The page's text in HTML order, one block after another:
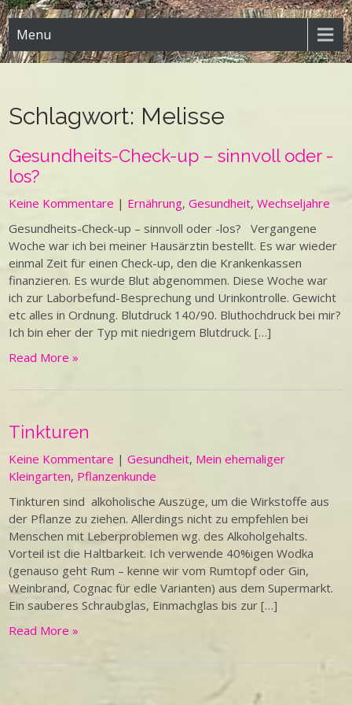
Menu
Schlagwort: Melisse
Gesundheits-Check-up – sinnvoll oder -
los?
Keine Kommentare | Ernährung,Gesundheit,Wechseljahre
Gesundheits-Check-up – sinnvoll oder -los? Vergangene
Woche war ich bei meiner Hausärztin bestellt. Es war wieder
einmal Zeit für einen Check-up, den die Krankenkassen
finanzieren. Es wurde Blut abgenommen. Diese Woche war
ich zur Laborbefund-Besprechung und Urinkontrolle. Gewicht
etc alles in Ordnung. Blutdruck 140/90. Bluthochdruck bei mir?
Ich bin eher der Typ mit niedrigem Blutdruck. […]
Read More »
Tinkturen
Keine Kommentare |Gesundheit, Mein ehemaliger
Kleingarten, Pflanzenkunde
Tinkturen sind alkoholische Auszüge, um die Wirkstoffe aus
der Pflanze zu ziehen. Allerdings nicht zu empfehlen bei
Menschen mit Leberproblemen wg. des Alkoholgehalts.
Vorteil ist die Haltbarkeit. Ich verwende 40%igen Wodka
(genauso geht Rum – kenne wir vom Rumtopf oder Gin,
Weinbrand, Cognac für edle Varianten) aus dem Supermarkt.
Ein sauberes Schraubglas, Einmachglas bis zur […]
Read More »